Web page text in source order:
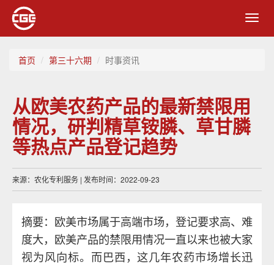
首页 第三十六期 时事资讯
从欧美农药产品的最新禁限用
情况，研判精草铵膦、草甘膦
等热点产品登记趋势
来源：农化专利服务 | 发布时间：2022-09-23
摘要：欧美市场属于高端市场，登记要求高、难
度大，欧美产品的禁限用情况一直以来也被大家
视为风向标。而巴西，这几年农药市场增长迅